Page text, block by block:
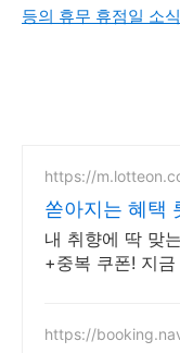
등의 휴무 휴점일 소
https://
쏟아지는 혜택
내 취향에 딱 맞
+중복 쿠폰! 지금
https://